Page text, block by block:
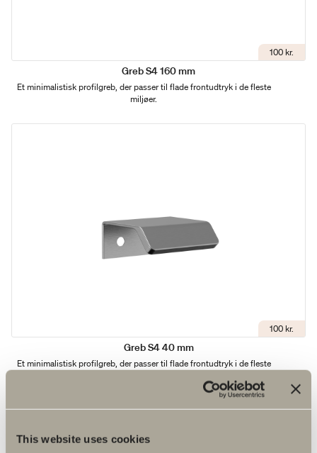
This website uses cookies
100 kr.
Greb S4 160 mm
Et minimalistisk profilgreb, der passer til flade frontudtryk i de fleste
miljøer.
100 kr.
Greb S4 40 mm
Et minimalistisk profilgreb, der passer til flade frontudtryk i de fleste